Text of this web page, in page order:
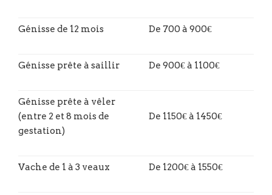
Génisse de 12 mois De 700 à 900€
Génisse prête à saillir De 900€ à 1100€
Génisse prête à vêler
(entre 2 et 8 mois de
gestation)
De 1150€ à 1450€
Vache de 1 à 3 veaux De 1200€ à 1550€